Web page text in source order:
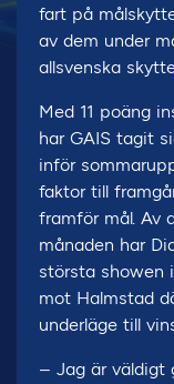
fart på
av dem under
allsvenska
Med 11 poäng
har GAIS tagit
inför
faktor till
framför mål. Av
månaden har
största showen
mot Halmstad
underläge till
– Jag är väldigt